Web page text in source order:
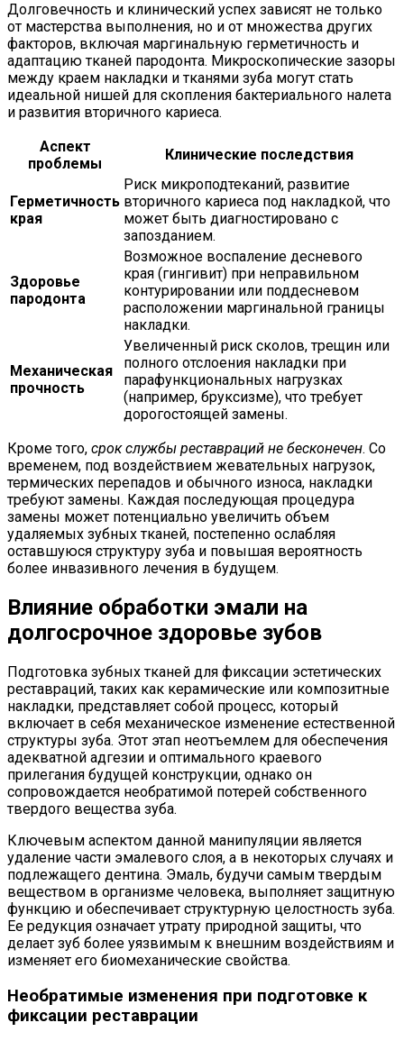
Долговечность и клинический успех зависят не только
от мастерства выполнения, но и от множества других
факторов, включая маргинальную герметичность и
адаптацию тканей пародонта. Микроскопические зазоры
между краем накладки и тканями зуба могут стать
идеальной нишей для скопления бактериального налета
и развития вторичного кариеса.
Аспект
проблемы
Клинические последствия
Герметичность
края
Риск микроподтеканий, развитие
вторичного кариеса под накладкой, что
может быть диагностировано с
запозданием.
Здоровье
пародонта
Возможное воспаление десневого
края (гингивит) при неправильном
контурировании или поддесневом
расположении маргинальной границы
накладки.
Механическая
прочность
Увеличенный риск сколов, трещин или
полного отслоения накладки при
парафункциональных нагрузках
(например, бруксизме), что требует
дорогостоящей замены.
Кроме того, срок службы реставраций не бесконечен. Со
временем, под воздействием жевательных нагрузок,
термических перепадов и обычного износа, накладки
требуют замены. Каждая последующая процедура
замены может потенциально увеличить объем
удаляемых зубных тканей, постепенно ослабляя
оставшуюся структуру зуба и повышая вероятность
более инвазивного лечения в будущем.
Влияние обработки эмали на
долгосрочное здоровье зубов
Подготовка зубных тканей для фиксации эстетических
реставраций, таких как керамические или композитные
накладки, представляет собой процесс, который
включает в себя механическое изменение естественной
структуры зуба. Этот этап неотъемлем для обеспечения
адекватной адгезии и оптимального краевого
прилегания будущей конструкции, однако он
сопровождается необратимой потерей собственного
твердого вещества зуба.
Ключевым аспектом данной манипуляции является
удаление части эмалевого слоя, а в некоторых случаях и
подлежащего дентина. Эмаль, будучи самым твердым
веществом в организме человека, выполняет защитную
функцию и обеспечивает структурную целостность зуба.
Ее редукция означает утрату природной защиты, что
делает зуб более уязвимым к внешним воздействиям и
изменяет его биомеханические свойства.
Необратимые изменения при подготовке к
фиксации реставрации